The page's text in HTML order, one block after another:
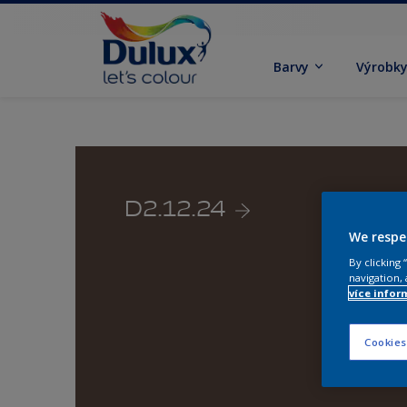
Barvy
D2.12.24
We
By clicking
navigation,
více